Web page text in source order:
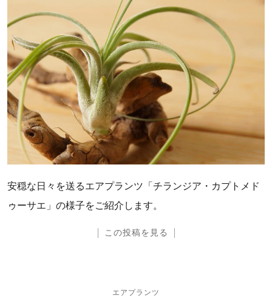
安穏な日々を送るエアプランツ「チランジア・カプトメド
ゥーサエ」の様子をご紹介します。
この投稿を見る
エアプランツ